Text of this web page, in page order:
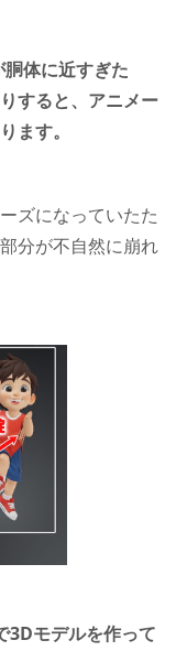
胴体に近すぎた
すると、アニメー
ます。
ズになっていたた
分が不自然に崩れ
3Dモデルを作って